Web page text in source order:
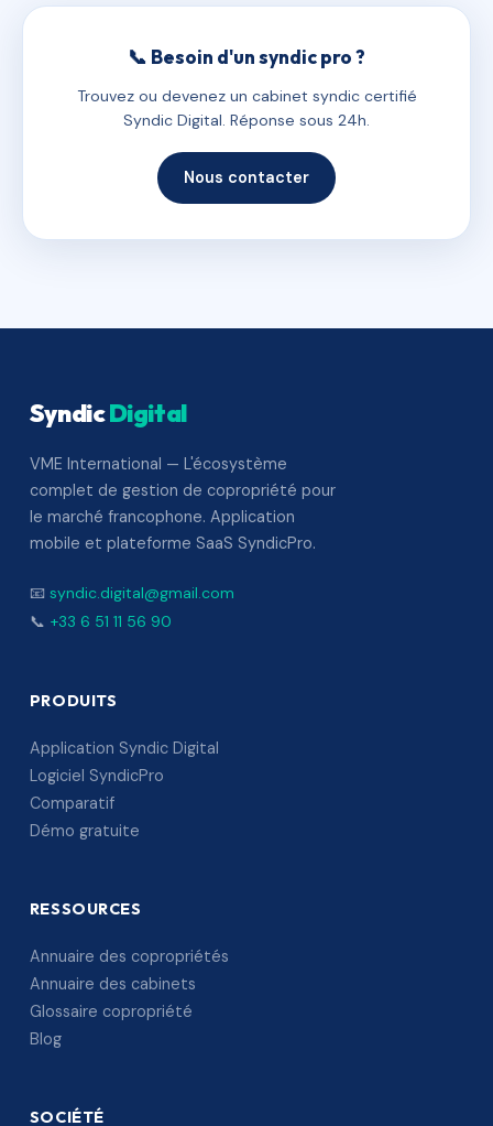
📞 Besoin d'un syndic pro ?
Trouvez ou devenez un cabinet syndic certifié
Syndic Digital. Réponse sous 24h.
Nous contacter
SyndicDigital
VME International — L'écosystème
complet de gestion de copropriété pour
le marché francophone. Application
mobile et plateforme SaaS SyndicPro.
📧 syndic.digital@gmail.com
📞 +33 6 51 11 56 90
PRODUITS
Application Syndic Digital
Logiciel SyndicPro
Comparatif
Démo gratuite
RESSOURCES
Annuaire des copropriétés
Annuaire des cabinets
Glossaire copropriété
Blog
SOCIÉTÉ